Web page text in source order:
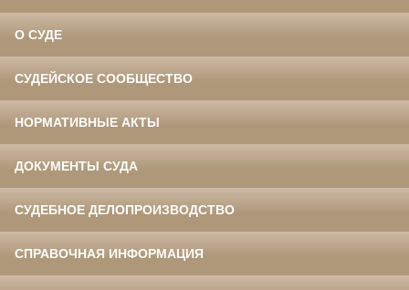
О СУДЕ
СУДЕЙСКОЕ СООБЩЕСТВО
НОРМАТИВНЫЕ АКТЫ
ДОКУМЕНТЫ СУДА
СУДЕБНОЕ ДЕЛОПРОИЗВОДСТВО
СПРАВОЧНАЯ ИНФОРМАЦИЯ